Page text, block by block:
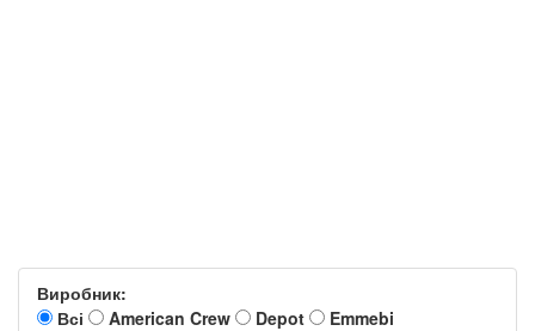
Виробник:
Всі
American Crew Depot
Emmebi